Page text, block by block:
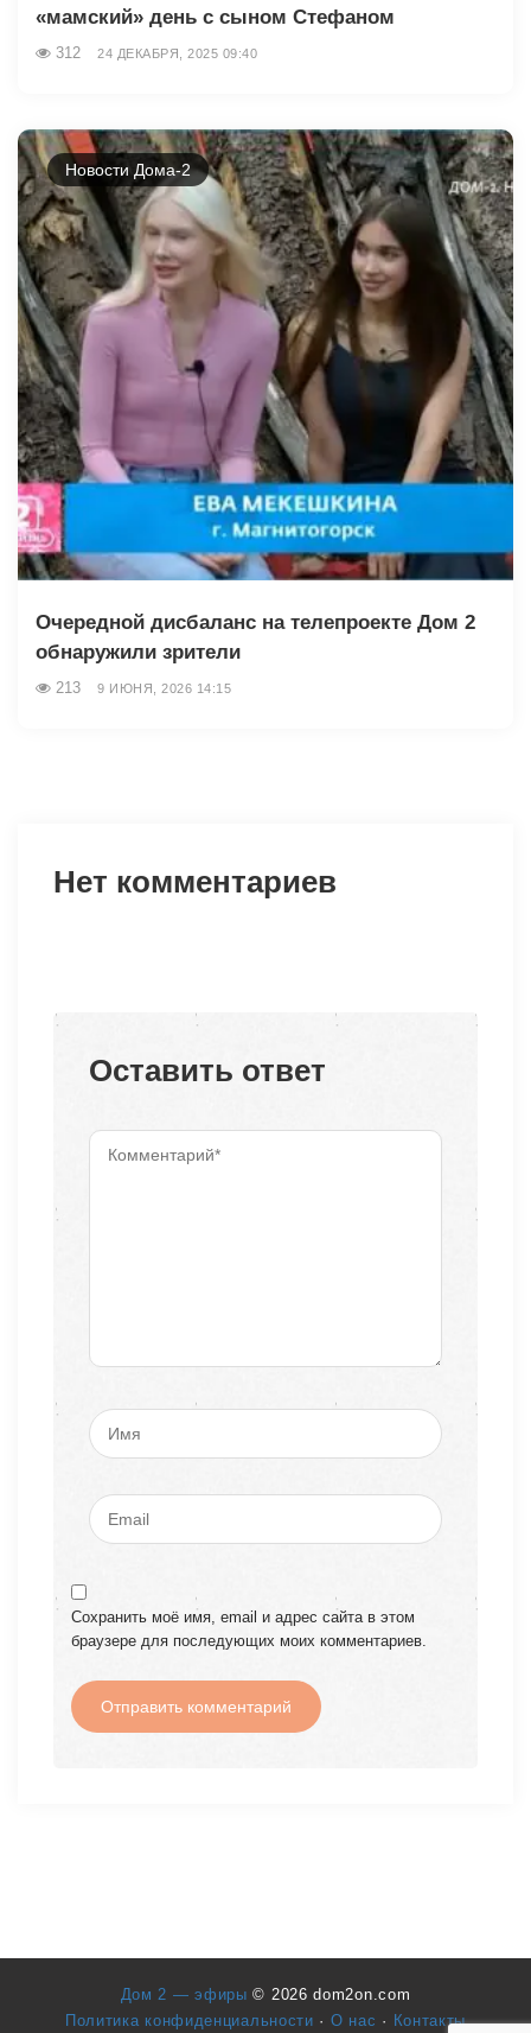
«мамский» день с сыном Стефаном
312 24 ДЕКАБРЯ, 2025 09:40
Новости Дома-2
Очередной дисбаланс на телепроекте Дом 2
обнаружили зрители
213 9 ИЮНЯ, 2026 14:15
Нет комментариев
Оставить ответ
Сохранить моё имя, email и адрес сайта в этом
браузере для последующих моих комментариев.
Дом 2 — эфиры© 2026 dom2on.com
Политика конфиденциальности · О нас · Контакты